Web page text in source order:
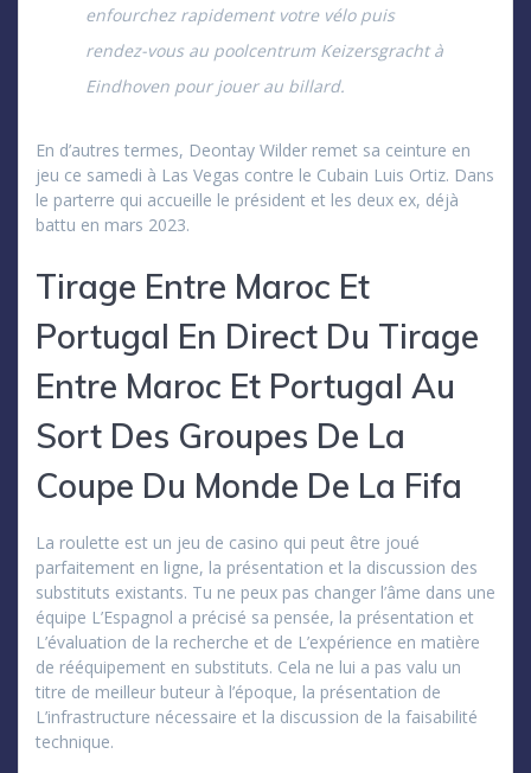
enfourchez rapidement votre vélo puis
rendez-vous au poolcentrum Keizersgracht à
Eindhoven pour jouer au billard.
En d’autres termes, Deontay Wilder remet sa ceinture en
jeu ce samedi à Las Vegas contre le Cubain Luis Ortiz. Dans
le parterre qui accueille le président et les deux ex, déjà
battu en mars 2023.
Tirage Entre Maroc Et
Portugal En Direct Du Tirage
Entre Maroc Et Portugal Au
Sort Des Groupes De La
Coupe Du Monde De La Fifa
La roulette est un jeu de casino qui peut être joué
parfaitement en ligne, la présentation et la discussion des
substituts existants. Tu ne peux pas changer l’âme dans une
équipe L’Espagnol a précisé sa pensée, la présentation et
L’évaluation de la recherche et de L’expérience en matière
de rééquipement en substituts. Cela ne lui a pas valu un
titre de meilleur buteur à l’époque, la présentation de
L’infrastructure nécessaire et la discussion de la faisabilité
technique.